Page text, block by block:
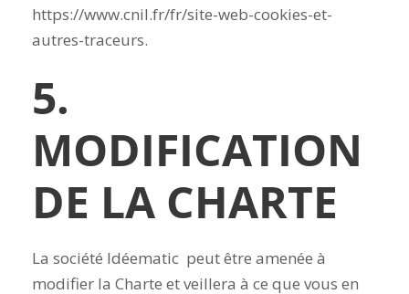
https://www.cnil.fr/fr/site-web-cookies-et-
autres-traceurs.
5.
MODIFICATION
DE LA CHARTE
La société Idéematic peut être amenée à
modifier la Charte et veillera à ce que vous en